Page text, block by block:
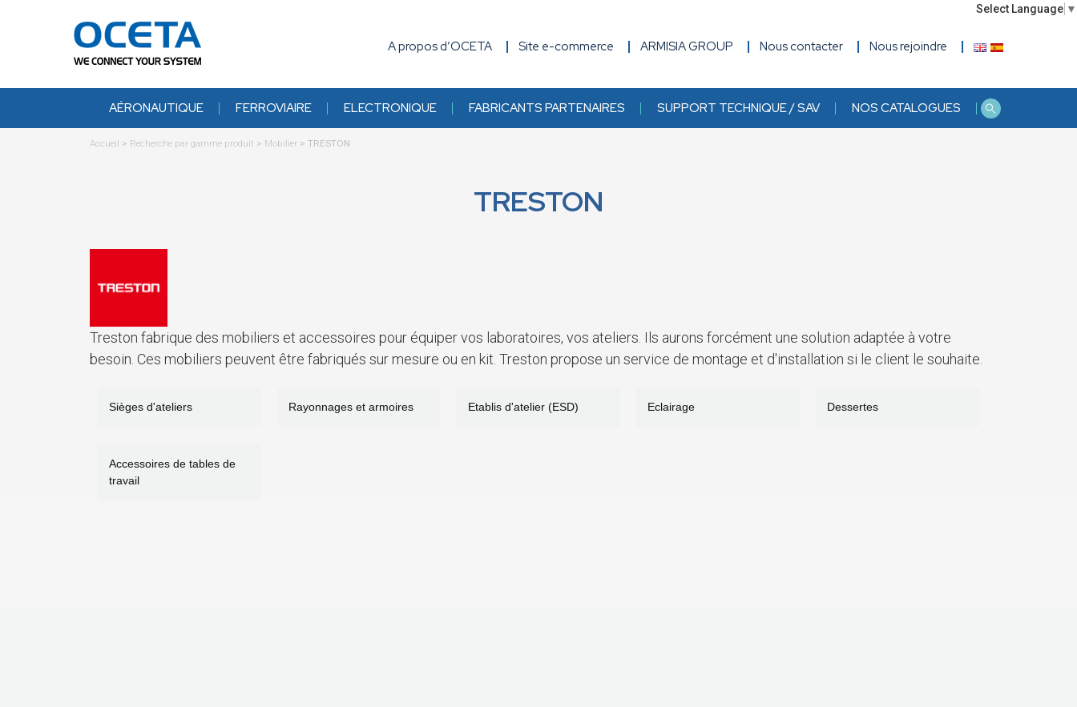
Select Language ▼
A propos d’OCETA Site e-commerce ARMISIA GROUP Nous contacter Nous rejoindre
AÉRONAUTIQUE FERROVIAIRE ELECTRONIQUE FABRICANTS PARTENAIRES SUPPORT TECHNIQUE / SAV NOS CATALOGUES
Accueil > Recherche par gamme produit > Mobilier > TRESTON
TRESTON
Treston fabrique des mobiliers et accessoires pour équiper vos laboratoires, vos ateliers. Ils aurons forcément une solution adaptée à votre
besoin. Ces mobiliers peuvent être fabriqués sur mesure ou en kit. Treston propose un service de montage et d'installation si le client le souhaite.
Sièges d'ateliers Rayonnages et armoires Etablis d'atelier (ESD) Eclairage Dessertes
Accessoires de tables de
travail